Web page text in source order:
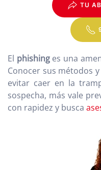
TU
El phishinges una
Conocer sus métodos
evitar caer en la
sospecha, más vale
con rapidez y busca